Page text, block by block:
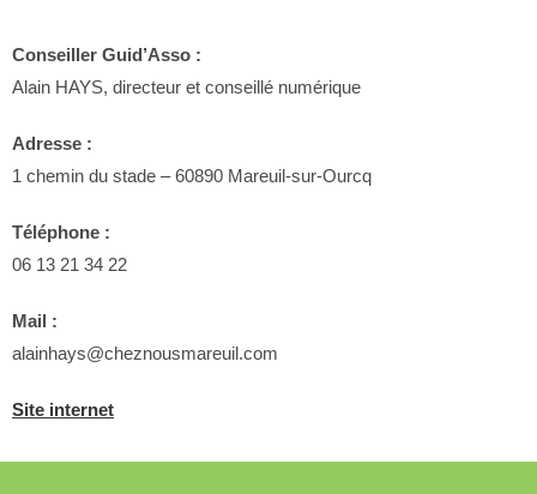
Conseiller Guid’Asso :
Alain HAYS, directeur et conseillé numérique
Adresse :
1 chemin du stade – 60890 Mareuil-sur-Ourcq
Téléphone :
06 13 21 34 22
Mail :
alainhays@cheznousmareuil.com
Site internet